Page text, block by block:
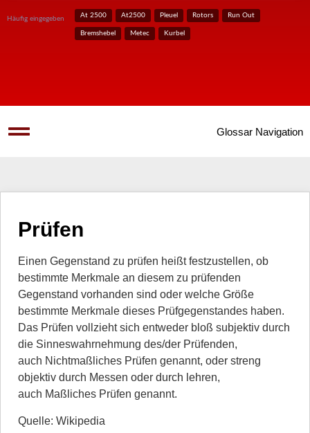
Häufig eingegeben At 2500 At2500 Pleuel Rotors Run Out
Bremshebel Metec Kurbel
Glossar Navigation
Prüfen
Einen Gegenstand zu prüfen heißt festzustellen, ob
bestimmte Merkmale an diesem zu prüfenden
Gegenstand vorhanden sind oder welche Größe
bestimmte Merkmale dieses Prüfgegenstandes haben.
Das Prüfen vollzieht sich entweder bloß subjektiv durch
die Sinneswahrnehmung des/der Prüfenden,
auch Nichtmaßliches Prüfen genannt, oder streng
objektiv durch Messen oder durch lehren,
auch Maßliches Prüfen genannt.
Quelle: Wikipedia